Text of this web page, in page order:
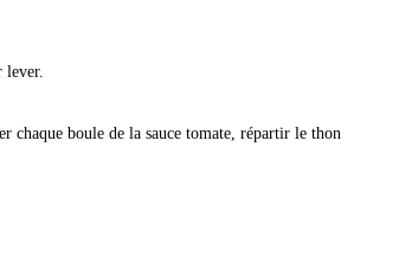
lever.
chaque boule de la sauce tomate, répartir le thon